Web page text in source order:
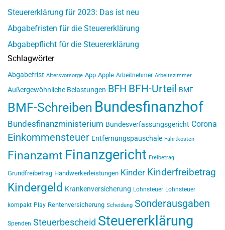
Steuererklärung für 2023: Das ist neu
Abgabefristen für die Steuererklärung
Abgabepflicht für die Steuererklärung
Schlagwörter
Abgabefrist Altersvorsorge App Apple Arbeitnehmer Arbeitszimmer
Außergewöhnliche Belastungen BFH BFH-Urteil BMF
BMF-Schreiben Bundesfinanzhof
Bundesfinanzministerium Bundesverfassungsgericht Corona
Einkommensteuer Entfernungspauschale Fahrtkosten
Finanzamt Finanzgericht Freibetrag
Grundfreibetrag Handwerkerleistungen Kinder Kinderfreibetrag
Kindergeld Krankenversicherung Lohnsteuer Lohnsteuer
kompakt Play Rentenversicherung Scheidung Sonderausgaben
Spenden Steuerbescheid Steuererklärung